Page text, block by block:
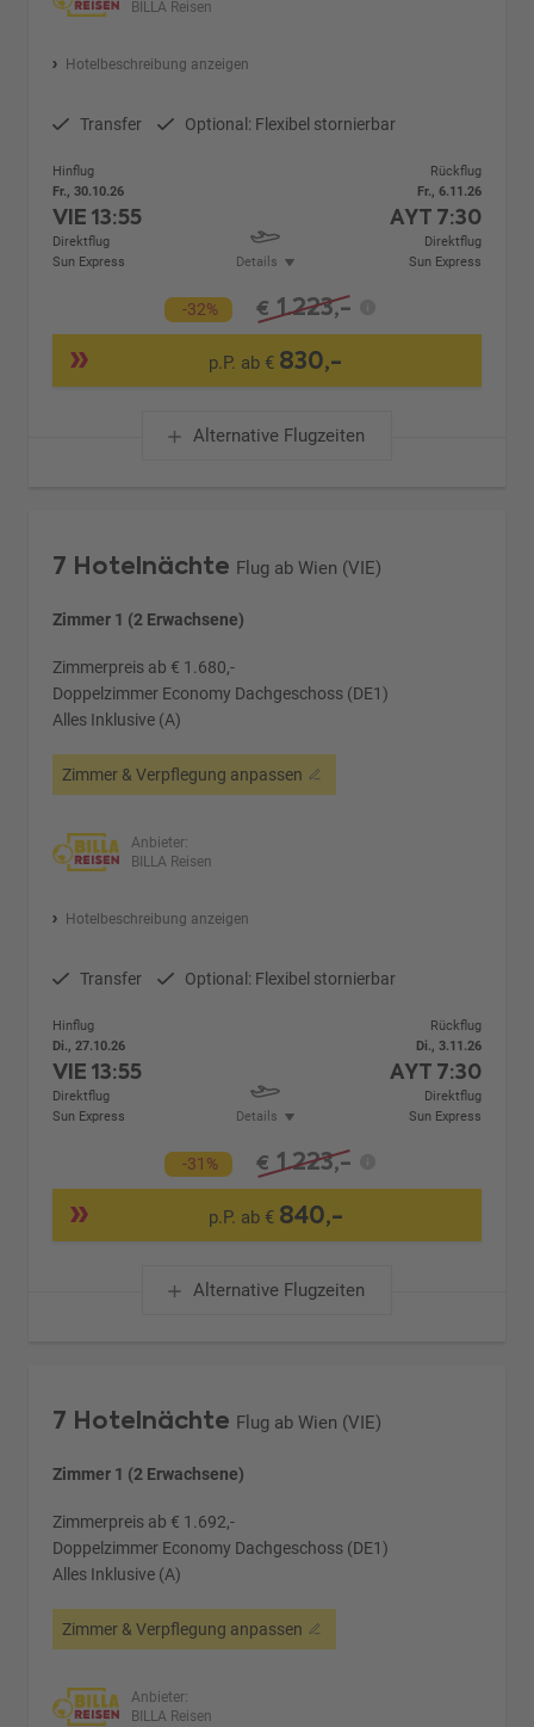
BILLA Reisen
Hotelbeschreibung anzeigen
Transfer Optional: Flexibel stornierbar
Hinflug
Fr., 30.10.26
VIE13:55
Direktflug
Sun Express
Details
Rückflug
Fr., 6.11.26
AYT 7:30
Direktflug
Sun Express
-32% € 1.223,-
p.P. ab € 830,-
Alternative Flugzeiten
7 Hotelnächte Flug ab Wien (VIE)
Zimmer 1 (2 Erwachsene)
Zimmerpreis ab € 1.680,-
Doppelzimmer Economy Dachgeschoss (DE1)
Alles Inklusive (A)
Zimmer & Verpflegung anpassen
Anbieter:
BILLA Reisen
Hotelbeschreibung anzeigen
Transfer Optional: Flexibel stornierbar
Hinflug
Di., 27.10.26
VIE13:55
Direktflug
Sun Express
Details
Rückflug
Di., 3.11.26
AYT 7:30
Direktflug
Sun Express
-31% € 1.223,-
p.P. ab € 840,-
Alternative Flugzeiten
7 Hotelnächte Flug ab Wien (VIE)
Zimmer 1 (2 Erwachsene)
Zimmerpreis ab € 1.692,-
Doppelzimmer Economy Dachgeschoss (DE1)
Alles Inklusive (A)
Zimmer & Verpflegung anpassen
Anbieter:
BILLA Reisen